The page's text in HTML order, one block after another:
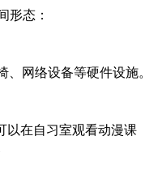
形态：
网络设备等硬件设施。
以在自习室观看动漫课